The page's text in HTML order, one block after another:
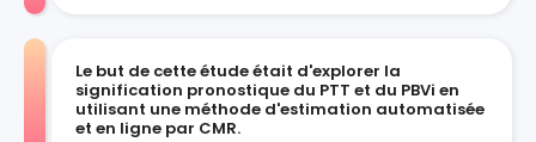
Le but de cette étude était d'explorer la
signification pronostique du PTT et du PBVi en
utilisant une méthode d'estimation automatisée
et en ligne par CMR.